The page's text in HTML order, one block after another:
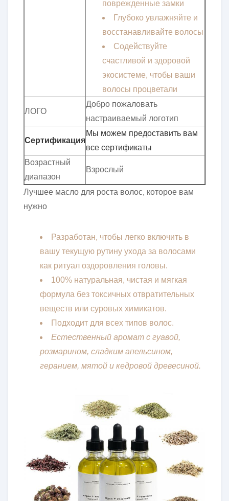
поврежденные замки
Глубоко увлажняйте и
восстанавливайте волосы
Содействуйте
счастливой и здоровой
экосистеме, чтобы ваши
волосы процветали
ЛОГО
Добро пожаловать
настраиваемый логотип
Сертификация
Мы можем предоставить вам
все сертификаты
Возрастный
диапазон
Взрослый
Лучшее масло для роста волос, которое вам
нужно
Разработан, чтобы легко включить в
вашу текущую рутину ухода за волосами
как ритуал оздоровления головы.
100% натуральная, чистая и мягкая
формула без токсичных отвратительных
веществ или суровых химикатов.
Подходит для всех типов волос.
Естественный аромат с гуавой,
розмарином, сладким апельсином,
геранием, мятой и кедровой древесиной.